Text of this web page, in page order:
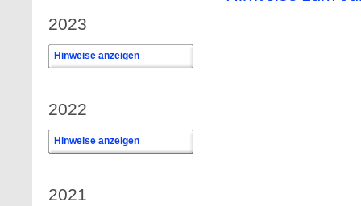
2023
Hinweise anzeigen
2022
Hinweise anzeigen
2021